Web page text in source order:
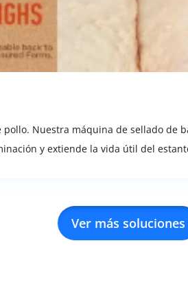
Nuestra máquina de sellado
y extiende la vida útil del
Ver más soluciones